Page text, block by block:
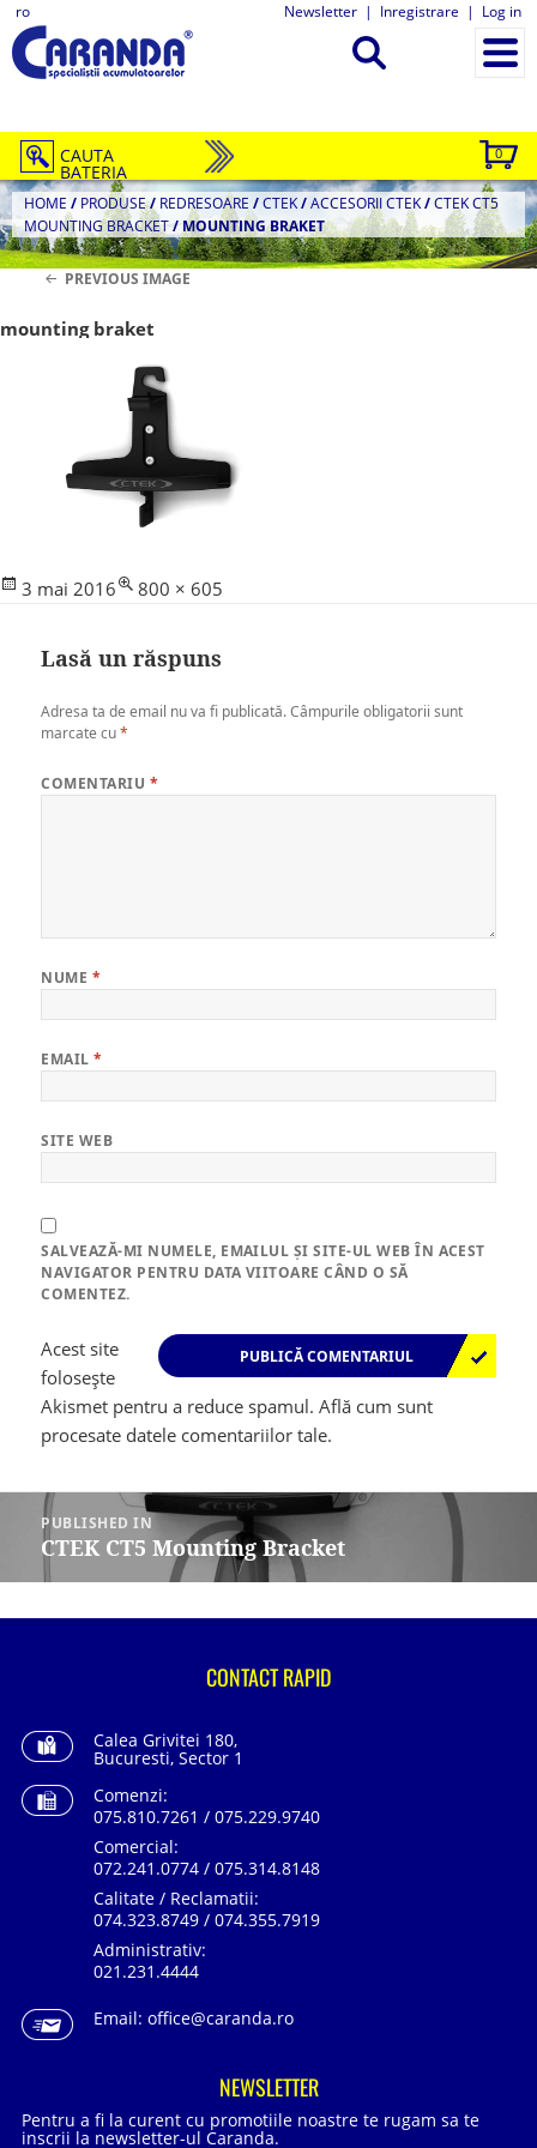
ro Newsletter | Inregistrare | Log in
0
CAUTA
BATERIA
HOME / PRODUSE/ REDRESOARE /CTEK/ACCESORII CTEK/CTEK CT5
MOUNTING BRACKET/MOUNTING BRAKET
PREVIOUS IMAGE
mounting braket
Posted
3 mai 2016
Full
800 × 605
Lasă un răspuns
Adresa ta de email nu va fi publicată. Câmpurile obligatorii sunt
marcate cu*
COMENTARIU *
NUME *
EMAIL*
SITE WEB
SALVEAZĂ-MI NUMELE, EMAILUL ȘI SITE-UL WEB ÎN ACEST
NAVIGATOR PENTRU DATA VIITOARE CÂND O SĂ
COMENTEZ.
Acest site
folosește
Akismet pentru a reduce spamul.Află cum sunt
procesate datele comentariilor tale.
Navigare
articole
PUBLISHED IN
CTEK CT5 Mounting Bracket
CONTACT RAPID
Calea Grivitei 180,
Bucuresti, Sector 1
Comenzi:
075.810.7261 / 075.229.9740
Comercial:
072.241.0774 / 075.314.8148
Calitate / Reclamatii:
074.323.8749 / 074.355.7919
Administrativ:
021.231.4444
Email: office@caranda.ro
NEWSLETTER
Pentru a fi la curent cu promotiile noastre te rugam sa te
inscrii la newsletter-ul Caranda.